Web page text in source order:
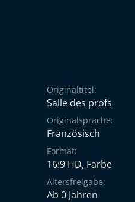
Originaltitel:
Salle des profs
Originalsprache:
Französisch
Format:
16:9 HD, Farbe
Altersfreigabe:
Ab 0 Jahren